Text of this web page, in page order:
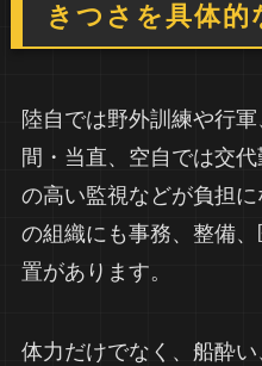
きつさを具体的
陸自では野外訓練や行
間・当直、空自では交
の高い監視などが負担
の組織にも事務、整備
置があります。
体力だけでなく、船酔